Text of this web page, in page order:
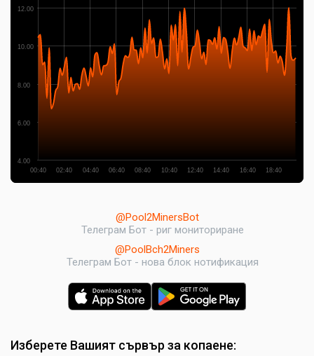
00:40 02:40 04:40 06:40 08:40 10:40 12:40 14:40 16:40 18:40
4.00
6.00
8.00
10.00
12.00
@Pool2MinersBot
Телеграм Бот - риг мониториране
@PoolBch2Miners
Телеграм Бот - нова блок нотификация
Изберете Вашият сървър за копаене: